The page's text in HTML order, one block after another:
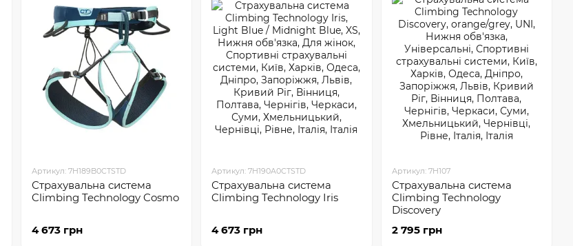
Артикул: 7H189B0CTSTD
Страхувальна система
Climbing Technology Cosmo
4 673 грн
Артикул: 7H190A0CTSTD
Страхувальна система
Climbing Technology Iris
4 673 грн
Артикул: 7H107
Страхувальна система
Climbing Technology
Discovery
2 795 грн